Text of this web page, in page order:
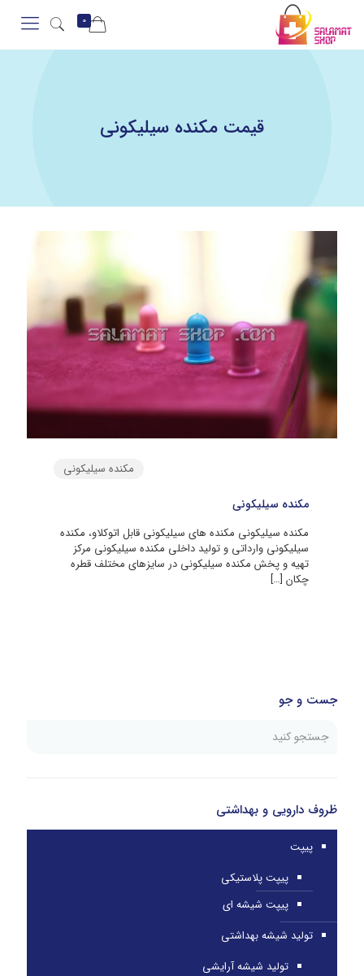
0
قیمت مکنده سیلیکونی
مکنده سیلیکونی
مکنده سیلیکونی
مکنده سیلیکونی مکنده های سیلیکونی قابل اتوکلاو، مکنده
سیلیکونی وارداتی و تولید داخلی مکنده سیلیکونی مرکز
تهیه و پخش مکنده سیلیکونی در سایزهای مختلف قطره
چکان […]
جست و جو
ظروف دارویی و بهداشتی
پیپت
پیپت پلاستیکی
پیپت شیشه ای
تولید شیشه بهداشتی
تولید شیشه آرایشی